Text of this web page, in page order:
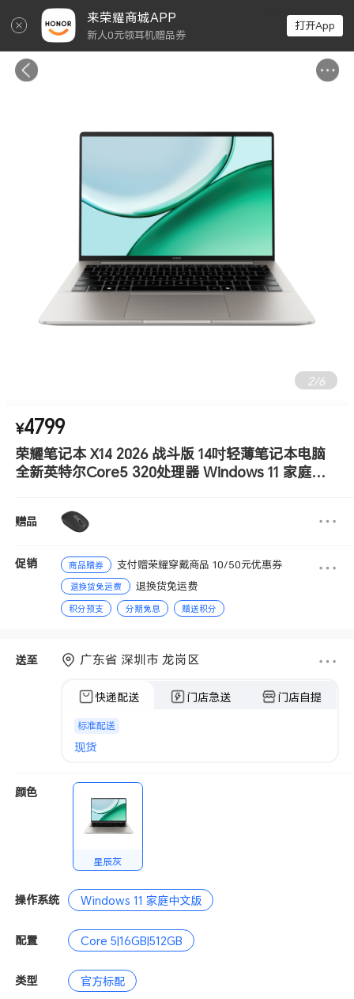
来荣耀商城APP
新人0元领耳机赠品券
打开App
2/6
¥4799
荣耀笔记本 X14 2026 战斗版 14吋轻薄笔记本电脑
全新英特尔Core5 320处理器 Windows 11 家庭中
赠品
促销 商品赠券 支付赠荣耀穿戴商品 10/50元优惠券
退换货免运费 退换货免运费
积分预支 分期免息 赠送积分
送至 广东省 深圳市 龙岗区
快递配送 门店急送 门店自提
标准配送
现货
颜色
星辰灰
操作系统 Windows 11 家庭中文版
配置 Core 5|16GB|512GB
类型 官方标配